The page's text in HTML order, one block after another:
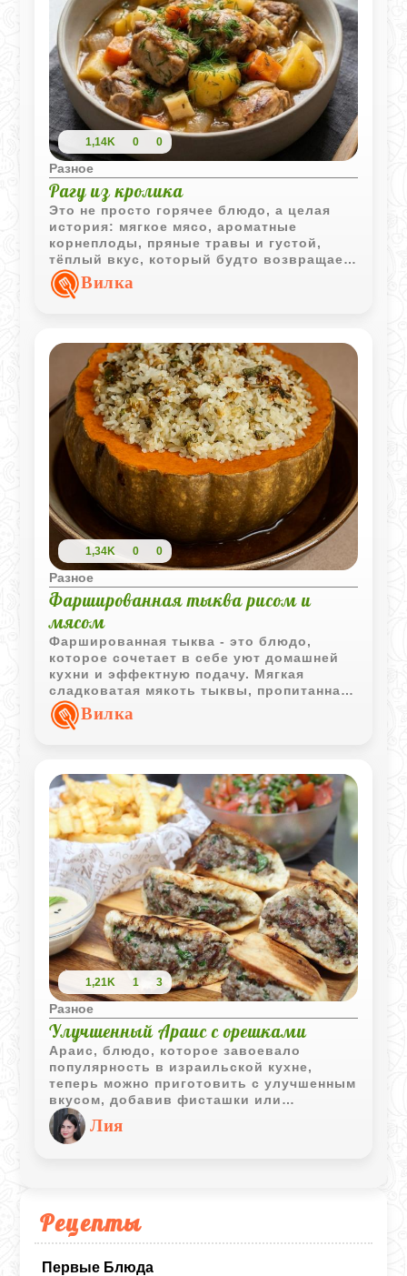
Рецепты
Первые Блюда
1,14K 0 0
Разное
Рагу из кролика
Это не просто горячее блюдо, а целая
история: мягкое мясо, ароматные
корнеплоды, пряные травы и густой,
тёплый вкус, который будто возвращает
в детство. Кролик - диетическое, лёгкое
и очень деликатное мясо. В сочетании с
подходит и для семейного ужина, и для
уютных выходных.
Вилка
1,34K 0 0
Разное
Фаршированная тыква рисом и
мясом
Фаршированная тыква - это блюдо,
которое сочетает в себе уют домашней
кухни и эффектную подачу. Мягкая
сладковатая мякоть тыквы, пропитанная
ароматами специй, сочное мясо и
рассыпчатый рис создают насыщенный,
праздничного стола или просто для тех
случаев, когда хочется приготовить
что‑то необычное, но при этом простое и
понятное.
Тыква выступает не только как «форма»
для запекания, но и как полноценный
ингредиент, который делает блюдо
более нежным и ароматным. А начинку
легко адаптировать под свой вкус -
увеличить количество мяса, добавить
сухофрукты, орехи или заменить
говядину на курицу.
Вилка
1,21K 1 3
Разное
Улучшенный Араис с орешками
Араис, блюдо, которое завоевало
популярность в израильской кухне,
теперь можно приготовить с улучшенным
вкусом, добавив фисташки или
кедровые орешки. Эти орехи, в
сочетании со специями и свежей
зеленью, придадут блюду новые
Лия